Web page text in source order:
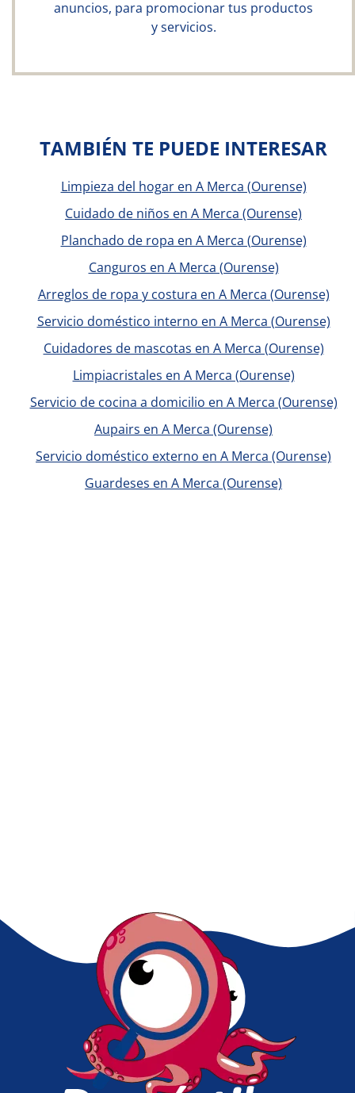
anuncios, para promocionar tus productos
y servicios.
TAMBIÉN TE PUEDE INTERESAR
Limpieza del hogar en A Merca (Ourense)
Cuidado de niños en A Merca (Ourense)
Planchado de ropa en A Merca (Ourense)
Canguros en A Merca (Ourense)
Arreglos de ropa y costura en A Merca (Ourense)
Servicio doméstico interno en A Merca (Ourense)
Cuidadores de mascotas en A Merca (Ourense)
Limpiacristales en A Merca (Ourense)
Servicio de cocina a domicilio en A Merca (Ourense)
Aupairs en A Merca (Ourense)
Servicio doméstico externo en A Merca (Ourense)
Guardeses en A Merca (Ourense)